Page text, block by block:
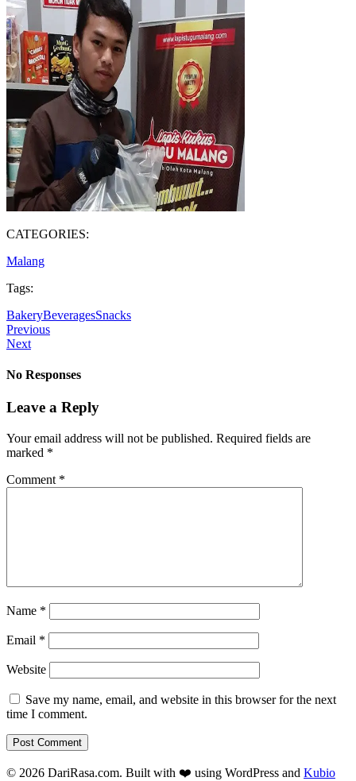
CATEGORIES:
Malang
Tags:
BakeryBeveragesSnacks
Previous
Next
No Responses
Leave a Reply
Your email address will not be published. Required fields are
marked *
Comment *
Name *
Email *
Website
Save my name, email, and website in this browser for the next
time I comment.
© 2026 DariRasa.com. Built with ❤️ using WordPress and Kubio